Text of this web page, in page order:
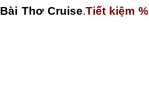
Thơ Cruise.Tiết kiệm %